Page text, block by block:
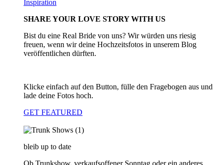
Inspiration
SHARE YOUR LOVE STORY WITH US
Bist du eine Real Bride von uns? Wir würden uns riesig
freuen, wenn wir deine Hochzeitsfotos in unserem Blog
veröffentlichen dürften.
Klicke einfach auf den Button, fülle den Fragebogen aus und
lade deine Fotos hoch.
GET FEATURED
bleib up to date